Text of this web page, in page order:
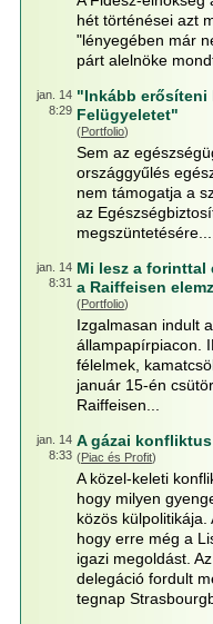
hét történései azt
"lényegében már
párt alelnöke
jan. 14
8:29
"Inkább erősíteni
Felügyeletet"
(Portfolio)
Sem az
országgyűlés
nem támogatja a
az
megszüntetésére....
jan. 14
8:31
Mi lesz a forinttal
a Raiffeisen
(Portfolio)
Izgalmasan indult
állampapírpiacon.
félelmek,
január 15-én
Raiffeisen...
jan. 14
8:33
A gázai
(Piac és Profit)
A közel-keleti
hogy milyen
közös külpolitikája.
hogy erre még a
igazi megoldást.
delegáció fordult
tegnap